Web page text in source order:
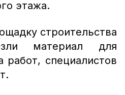
этажа.
строительства
материал для
работ, специалистов